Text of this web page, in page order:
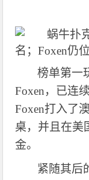
榜单第一
Foxen，已连
Foxen打入了
桌，并且在美
金。
紧随其后